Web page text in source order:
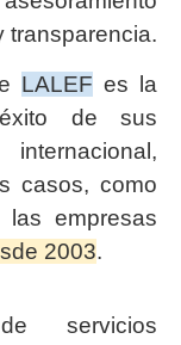
transparencia.
LALEF es la
de sus
casos, como
las empresas
2003.
servicios